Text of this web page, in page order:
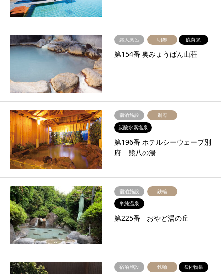
露天風呂 明礬 硫黄泉
第154番 奥みょうばん山荘
宿泊施設
別府
炭酸水素塩泉
第196番 ホテルシーウェーブ別
府 熊八の湯
宿泊施設
鉄輪
単純温泉
第225番 おやど湯の丘
宿泊施設 鉄輪 塩化物泉